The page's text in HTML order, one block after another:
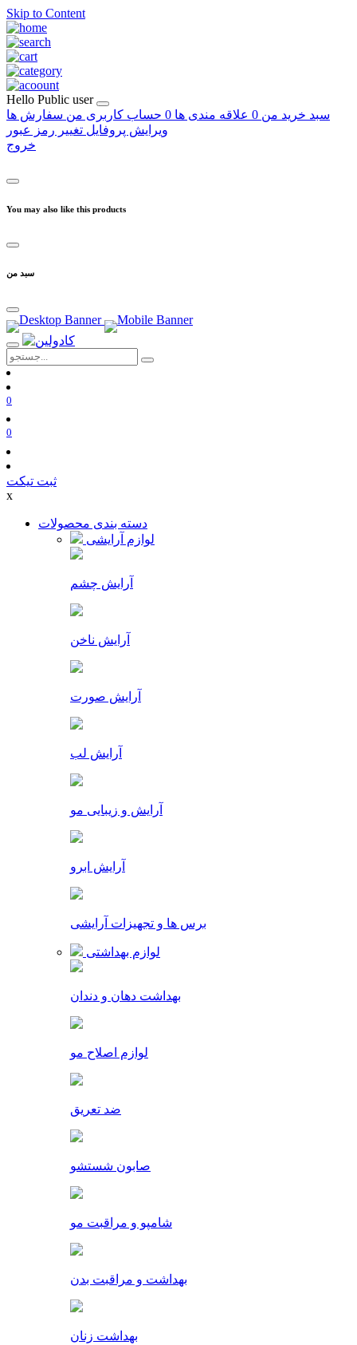
Skip to Content
Hello Public user
سبد خرید من 0 علاقه مندی ها 0 حساب کاربری من سفارش ها
ویرایش پروفایل تغییر رمز عبور
خروج
You may also like this products
سبد من
0
0
ثبت تیکت
x
دسته بندی محصولات
لوازم آرایشی
آرایش چشم
آرایش ناخن
آرایش صورت
آرایش لب
آرایش و زیبایی مو
آرایش ابرو
برس ها و تجهیزات آرایشی
لوازم بهداشتی
بهداشت دهان و دندان
لوازم اصلاح مو
ضد تعریق
صابون شستشو
شامپو و مراقبت مو
بهداشت و مراقبت بدن
بهداشت زنان